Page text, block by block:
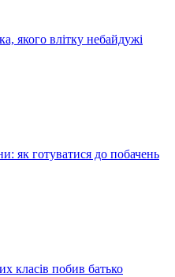
якого влітку небайдужі
як готуватися до побачень
класів побив батько